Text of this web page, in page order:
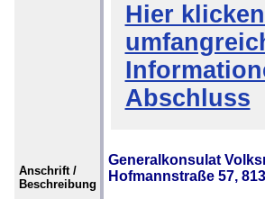
Hier
Abschluss
Anschrift /
Beschreibung
Generalkonsulat
Hofmannstraße 57,